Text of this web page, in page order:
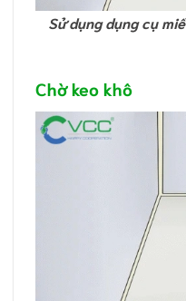
Sử dụng dụng cụ
Chờ keo khô